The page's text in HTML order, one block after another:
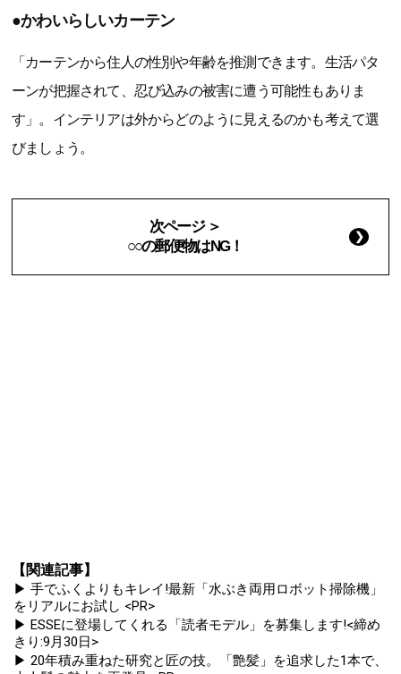
●かわいらしいカーテン
「カーテンから住人の性別や年齢を推測できます。生活パタ
ーンが把握されて、忍び込みの被害に遭う可能性もありま
す」。インテリアは外からどのように見えるのかも考えて選
びましょう。
次ページ ＞
○○の郵便物はNG！
【関連記事】
▶ 手でふくよりもキレイ!最新「水ぶき両用ロボット掃除機」
をリアルにお試し <PR>
▶ ESSEに登場してくれる「読者モデル」を募集します!<締め
きり:9月30日>
▶ 20年積み重ねた研究と匠の技。「艶髪」を追求した1本で、